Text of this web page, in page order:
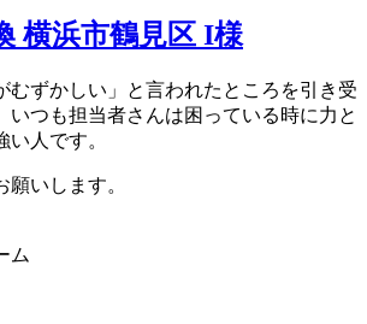
横浜市鶴見区 I様
むずかしい」と言われたところを引き受
いつも担当者さんは困っている時に力と
人です。
願いします。
ム